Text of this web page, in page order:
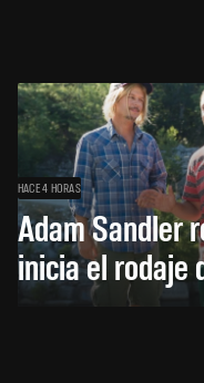
HACE 4 HORAS
Adam Sandler
inicia el rodaje